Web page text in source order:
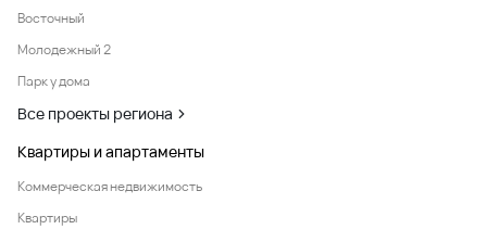
Восточный
Молодежный 2
Парк у дома
Все проекты региона
Квартиры и апартаменты
Коммерческая недвижимость
Квартиры